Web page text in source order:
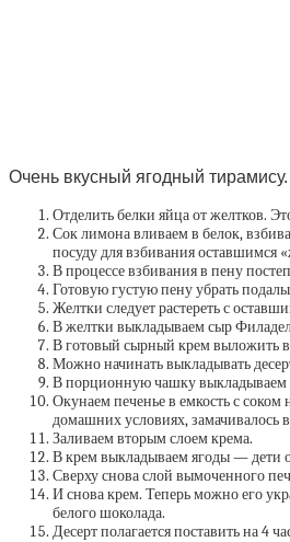
Очень вкусный ягодный
Отделить белки яйца от желтков.
Сок лимона вливаем в белок,
посуду для взбивания оставшимся
В процессе взбивания в пену
Готовую густую пену убрать
Желтки следует растереть с
В желтки выкладываем сыр
В готовый сырный крем выложить
Можно начинать выкладывать
В порционную чашку выкладываем
Окунаем печенье в емкость с
домашних условиях, замачивалось
Заливаем вторым слоем крема.
В крем выкладываем ягоды — дети
Сверху снова слой вымоченного
И снова крем. Теперь можно его
белого шоколада.
Десерт полагается поставить на 4